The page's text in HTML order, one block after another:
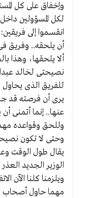
وإخفاق على كل
لكل المسؤولين داخل
انقسموا إلى
أن يلحقه.. وفريق
ألا يلحقها، وهذا
نصيحتى لخالد
للفريق الذى
يرى أن فرصته قد
عنها.. إنما أتمنى
وللحق وقواعده
وحتى لا تكون
يقال طول الوقت
الوزير الجديد
ويلزمنا كلنا الآن
مهما حاول أصحاب